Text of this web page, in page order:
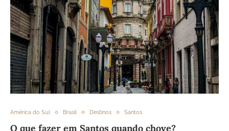
América do Sul Brasil Destinos Santos
O que fazer em Santos quando chove?